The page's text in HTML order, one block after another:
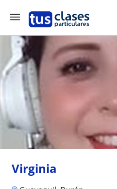
Virginia